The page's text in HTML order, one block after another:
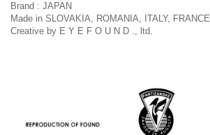
Brand : JAPAN
Made in SLOVAKIA, ROMANIA, ITALY, FRANCE
Creative by E Y E F O U N D ., ltd.